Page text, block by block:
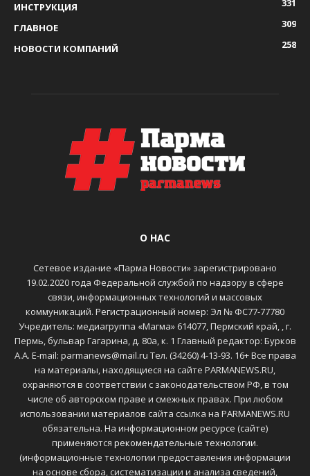
ИНСТРУКЦИЯ
331
ГЛАВНОЕ
309
НОВОСТИ КОМПАНИЙ
258
О НАС
Сетевое издание «Парма Новости» зарегистрировано
19.02.2020 года Федеральной службой по надзору в сфере
связи, информационных технологий и массовых
коммуникаций. Регистрационный номер: Эл № ФС77-77780
Учредитель: медиагруппа «Магма» 614077, Пермский край, , г.
Пермь, бульвар Гагарина, д. 80а, к. 1 Главный редактор: Бурков
А.А. E-mail: parmanews@mail.ru Тел. (34260) 4-13-93. 16+ Все права
на материалы, находящиеся на сайте PARMANEWS.RU,
охраняются в соответствии с законодательством РФ, в том
числе об авторском праве и смежных правах. При любом
использовании материалов сайта ссылка на PARMANEWS.RU
обязательна. На информационном ресурсе (сайте)
применяются рекомендательные технологии.
(информационные технологии предоставления информации
на основе сбора, систематизации и анализа сведений,